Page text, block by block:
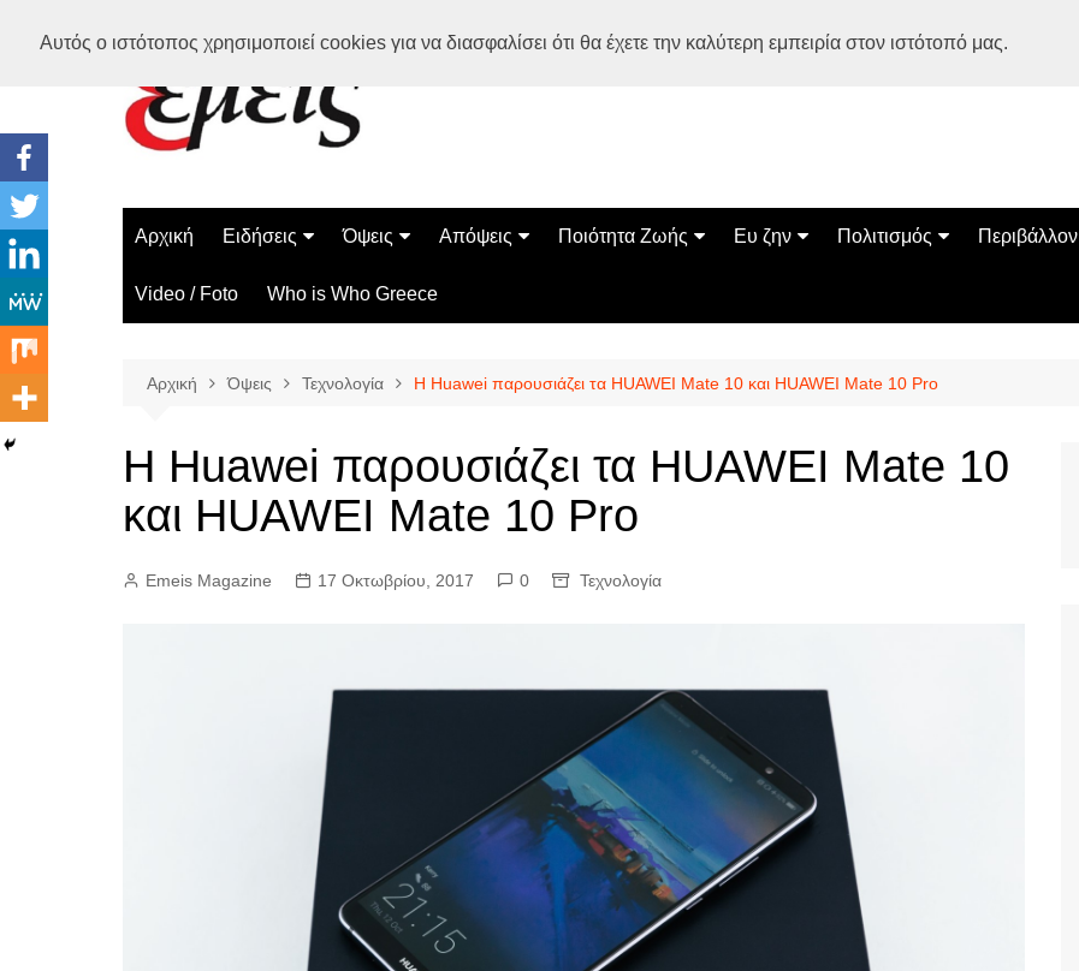
Αυτός ο ιστότοπος χρησιμοποιεί cookies για να διασφαλίσει ότι θα έχετε την καλύτερη εμπειρία στον ιστότοπό μας.
Αρχική Ειδήσεις
Ελλάδα
Διεθνή
Όψεις
Διάστημα
Επιστήμη
Απόψεις
Αρθρογραφία
Ποιότητα Ζωής
Ασκηση
Ευ ζην
Αυτοβελτίωση
Πολιτισμός
Εκδηλώσεις
Bonsai Stories
Περιβάλλον
Οικολογία
Video / Foto Who is Who Greece
Αρχική Όψεις Τεχνολογία Η Huawei παρουσιάζει τα HUAWEI Mate 10 και HUAWEI Mate 10 Pro
Η Huawei παρουσιάζει τα HUAWEI Mate 10
και HUAWEI Mate 10 Pro
Emeis Magazine 17 Οκτωβρίου, 2017 0 Τεχνολογία